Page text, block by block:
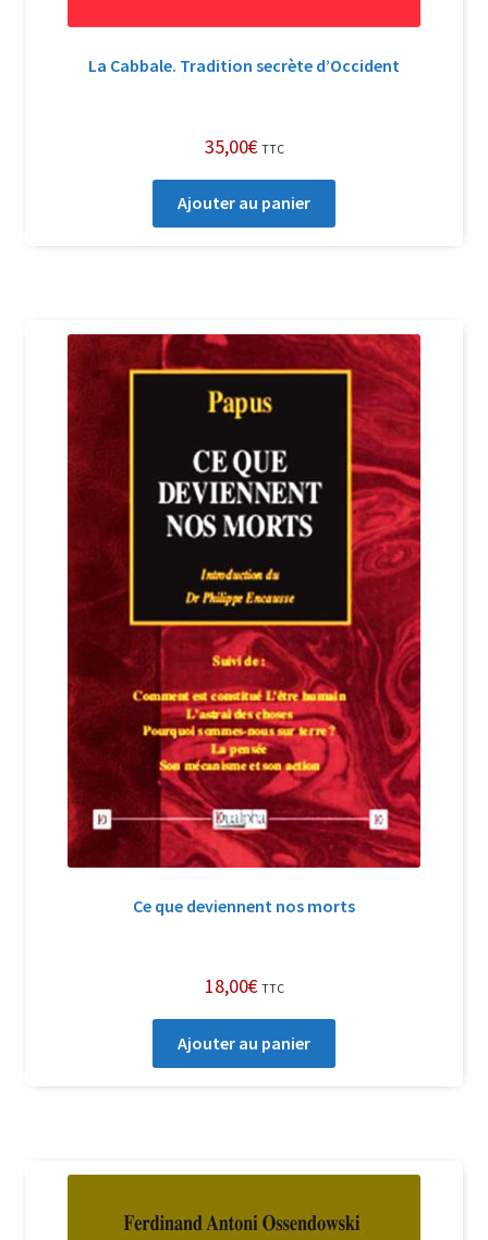
La Cabbale. Tradition secrète d’Occident
35,00€ TTC
Ajouter au panier
Ce que deviennent nos morts
18,00€ TTC
Ajouter au panier